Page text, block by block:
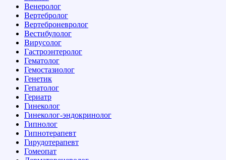
Венеролог
Вертебролог
Вертеброневролог
Вестибулолог
Вирусолог
Гастроэнтеролог
Гематолог
Гемостазиолог
Генетик
Гепатолог
Гериатр
Гинеколог
Гинеколог-эндокринолог
Гипнолог
Гипнотерапевт
Гирудотерапевт
Гомеопат